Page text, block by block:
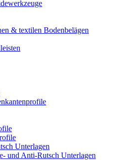
& textilen Bodenbelägen
Unterlagen
und Anti-Rutsch Unterlagen